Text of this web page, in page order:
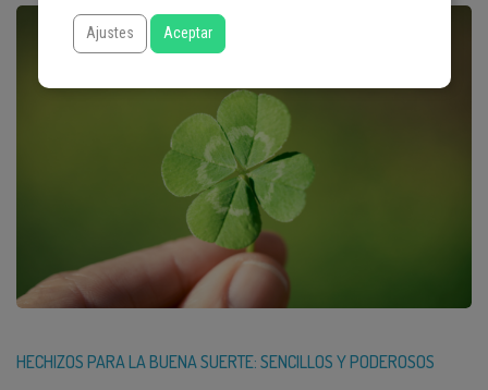
HECHIZOS PARA LA BUENA SUERTE: SENCILLOS Y PODEROSOS
Ajustes Aceptar